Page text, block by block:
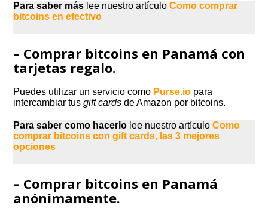
Para saber más lee nuestro artículoComo comprar
bitcoins en efectivo
– Comprar bitcoins en Panamá con
tarjetas regalo.
Puedes utilizar un servicio como Purse.io para
intercambiar tusgift cardsde Amazon por bitcoins.
Para saber como hacerlo lee nuestro artículoComo
comprar bitcoins con gift cards, las 3 mejores
opciones
– Comprar bitcoins en Panamá
anónimamente.